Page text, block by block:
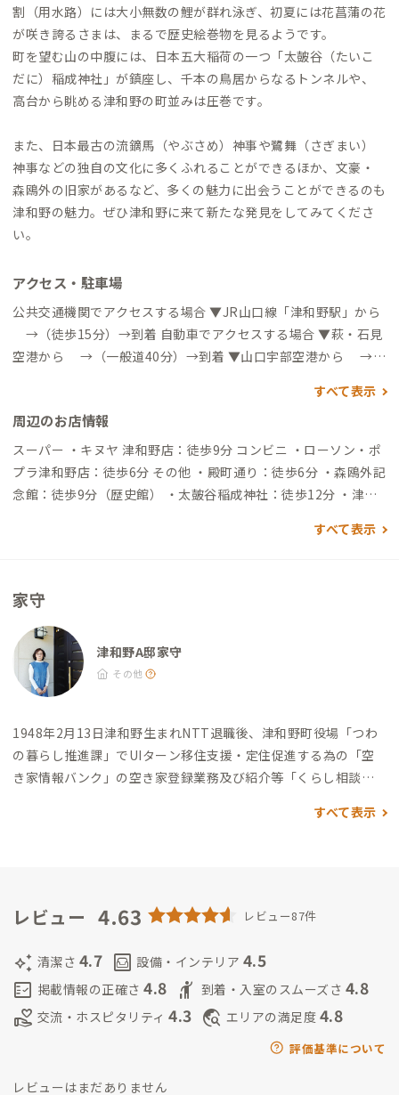
割（用水路）には大小無数の鯉が群れ泳ぎ、初夏には花菖蒲の花
が咲き誇るさまは、まるで歴史絵巻物を見るようです。
町を望む山の中腹には、日本五大稲荷の一つ「太皷谷（たいこ
だに）稲成神社」が鎮座し、千本の鳥居からなるトンネルや、
高台から眺める津和野の町並みは圧巻です。
また、日本最古の流鏑馬（やぶさめ）神事や鷺舞（さぎまい）
神事などの独自の文化に多くふれることができるほか、文豪・
森鴎外の旧家があるなど、多くの魅力に出会うことができるのも
津和野の魅力。ぜひ津和野に来て新たな発見をしてみてくださ
い。
アクセス・駐車場
公共交通機関でアクセスする場合 ▼JR山口線「津和野駅」から
→（徒歩15分）→到着 自動車でアクセスする場合 ▼萩・石見
空港から →（一般道40分）→到着 ▼山口宇部空港から →
すべて表示
周辺のお店情報
スーパー ・キヌヤ 津和野店：徒歩9分 コンビニ ・ローソン・ポ
プラ津和野店：徒歩6分 その他 ・殿町通り：徒歩6分 ・森鴎外記
念館：徒歩9分（歴史館） ・太皷谷稲成神社：徒歩12分 ・津和
泉 なごみの里：車4分 ・糧 -72recipes project-（旧畑迫病
すべて表示
家守
津和野A邸家守
その他
1948年2月13日津和野生まれNTT退職後、津和野町役場「つわ
の暮らし推進課」でUIターン移住支援・定住促進する為の「空
き家情報バンク」の空き家登録業務及び紹介等「くらし相談
DDressの話を聞き縁あって家守をすることになりました。趣味
野にまた来たいと思ってもらえるように私自身も楽しみながら
目に若い？（笑）そうですが気持は30歳で頑張ります。
くお願いいたします。
すべて表示
レビュー 4.63 レビュー87件
auto_awesome 清潔さ 4.7 living 設備・インテリア 4.5
fact_check 掲載情報の正確さ 4.8 hail 到着・入室のスムーズさ 4.8
volunteer_activism 交流・ホスピタリティ 4.3 travel_explore エリアの満足度 4.8
評価基準について
レビューはまだありません